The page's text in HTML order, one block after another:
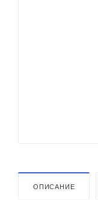
ОПИСАНИЕ